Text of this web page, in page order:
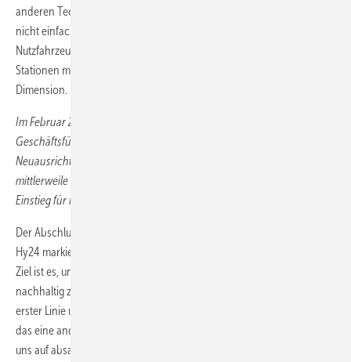
anderen Technologie versorgt werden. Wir bauen entsprechend
nicht einfach das Netz weiter aus, sondern rüsten dort nach, wo H
Nutzfahrzeuge angekündigt sind. Außerdem sind unsere neuen
Stationen mit einer bis zu 15-mal größeren Kapazität eine andere
Dimension.
Im Februar 2023 hieß es in Ihrer Pressemeldung, dieser
Geschäftsführerwechsel stelle den Abschluss einer grundsätzlichen
Neuausrichtung dar. Dazu gehörte unter anderem die Aufnahme des
mittlerweile achten Gesellschafters Hy24. Was bedeutete deren
Einstieg für H2 Mobility?
Der Abschluss der letzten Finanzierungsrunde und der Beitritt von
Hy24 markiert tatsächlich einen wichtigen strategischen Shift: Unser
Ziel ist es, unser Wasserstofftankstellennetz wirtschaftlich und damit
nachhaltig zu betreiben. Nach den ersten Jahren, in denen es in
erster Linie um den Nachweis der technischen Machbarkeit ging, ist
das eine andere Ausrichtung. Damit geht eben auch einher, dass wir
uns auf absatzstarke Nutzfahrzeugtankstellen mit gasförmigem